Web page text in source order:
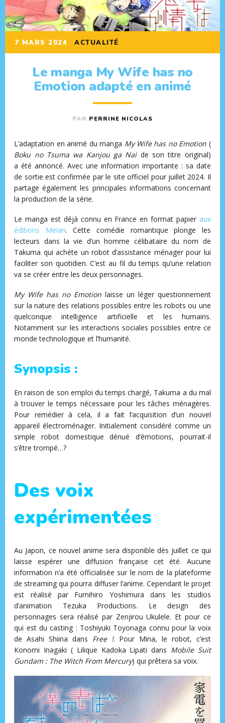
7 MARS 2024 ACTUALITÉ
Le manga My Wife has no
Emotion adapté en animé
PAR PERRINE NICOLAS
L’adaptation en animé du manga My Wife has no Emotion (
Boku no Tsuma wa Kanjou ga Naide son titre original)
a été annoncé. Avec une information importante : sa date
de sortie est confirmée par le site officiel pour juillet 2024. Il
partage également les principales informations concernant
la production de la série.
Le manga est déjà connu en France en format papier aux
éditions Meian. Cette comédie romantique plonge les
lecteurs dans la vie d’un homme célibataire du nom de
Takuma qui achète un robot d’assistance ménager pour lui
faciliter son quotidien. C’est au fil du temps qu’une relation
va se créer entre les deux personnages.
My Wife has no Emotion laisse un léger questionnement
sur la nature des relations possibles entre les robots ou une
quelconque intelligence artificielle et les humains.
Notamment sur les interactions sociales possibles entre ce
monde technologique et l’humanité.
Synopsis :
En raison de son emploi du temps chargé, Takuma a du mal
à trouver le temps nécessaire pour les tâches ménagères.
Pour remédier à cela, il a fait l’acquisition d’un nouvel
appareil électroménager. Initialement considéré comme un
simple robot domestique dénué d’émotions, pourrait-il
s’être trompé…?
Des voix
expérimentées
Au Japon, ce nouvel anime sera disponible dès juillet ce qui
laisse espérer une diffusion française cet été. Aucune
information n’a été officialisée sur le nom de la plateforme
de streaming qui pourra diffuser l’anime. Cependant le projet
est réalisé par Fumihiro Yoshimura dans les studios
d’animation Tezuka Productions. Le design des
personnages sera réalisé par Zenjirou Ukulele. Et pour ce
qui est du casting : Toshiyuki Toyonaga connu pour la voix
de Asahi Shiina dans Free !. Pour Mina, le robot, c’est
Konomi Inagaki ( Lilique Kadoka Lipati dans Mobile Suit
Gundam : The Witch From Mercury) qui prêtera sa voix.